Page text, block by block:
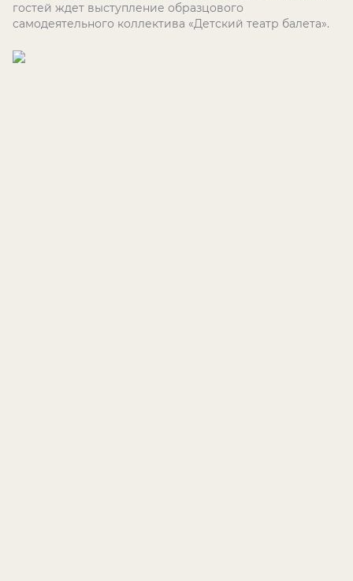
гостей ждет выступление образцового
самодеятельного коллектива «Детский театр балета».